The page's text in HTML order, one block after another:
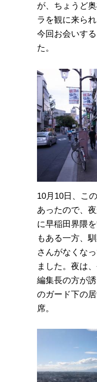
が、ちょうど
ラを観に来ら
今回お会いす
た。
10月10日、こ
あったので、
に早稲田界隈
もある一方、
さんがなくな
ました。夜は
編集長の方が
のガード下の
席。